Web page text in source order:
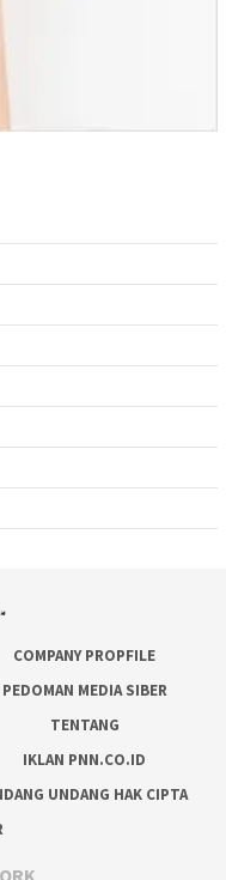
COMPANY PROPFILE
PEDOMAN MEDIA SIBER
TENTANG
IKLAN PNN.CO.ID
UNDANG HAK CIPTA